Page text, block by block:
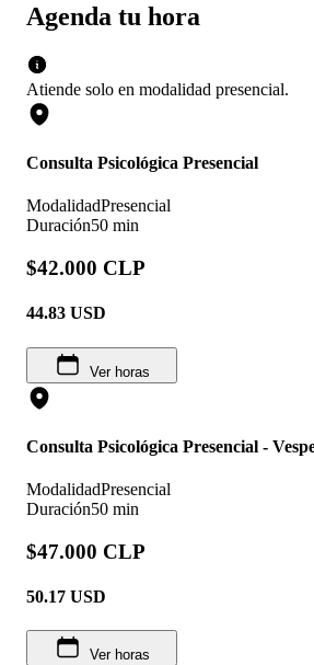
Agenda tu hora
Atiende solo en modalidad presencial.
Consulta Psicológica Presencial
ModalidadPresencial
Duración50 min
$42.000 CLP
44.83 USD
Ver horas
Consulta Psicológica Presencial -
ModalidadPresencial
Duración50 min
$47.000 CLP
50.17 USD
Ver horas